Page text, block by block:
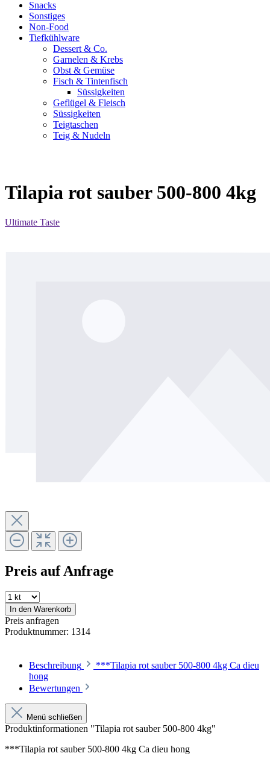
Snacks
Sonstiges
Non-Food
Tiefkühlware
Dessert & Co.
Garnelen & Krebs
Obst & Gemüse
Fisch & Tintenfisch
Süssigkeiten
Geflügel & Fleisch
Süssigkeiten
Teigtaschen
Teig & Nudeln
Tilapia rot sauber 500-800 4kg
Ultimate Taste
Preis auf Anfrage
In den Warenkorb
Preis anfragen
Produktnummer: 1314
Beschreibung
***Tilapia rot sauber 500-800 4kg Ca dieu
hong
Bewertungen
Menü schließen
Produktinformationen "Tilapia rot sauber 500-800 4kg"
***Tilapia rot sauber 500-800 4kg Ca dieu hong